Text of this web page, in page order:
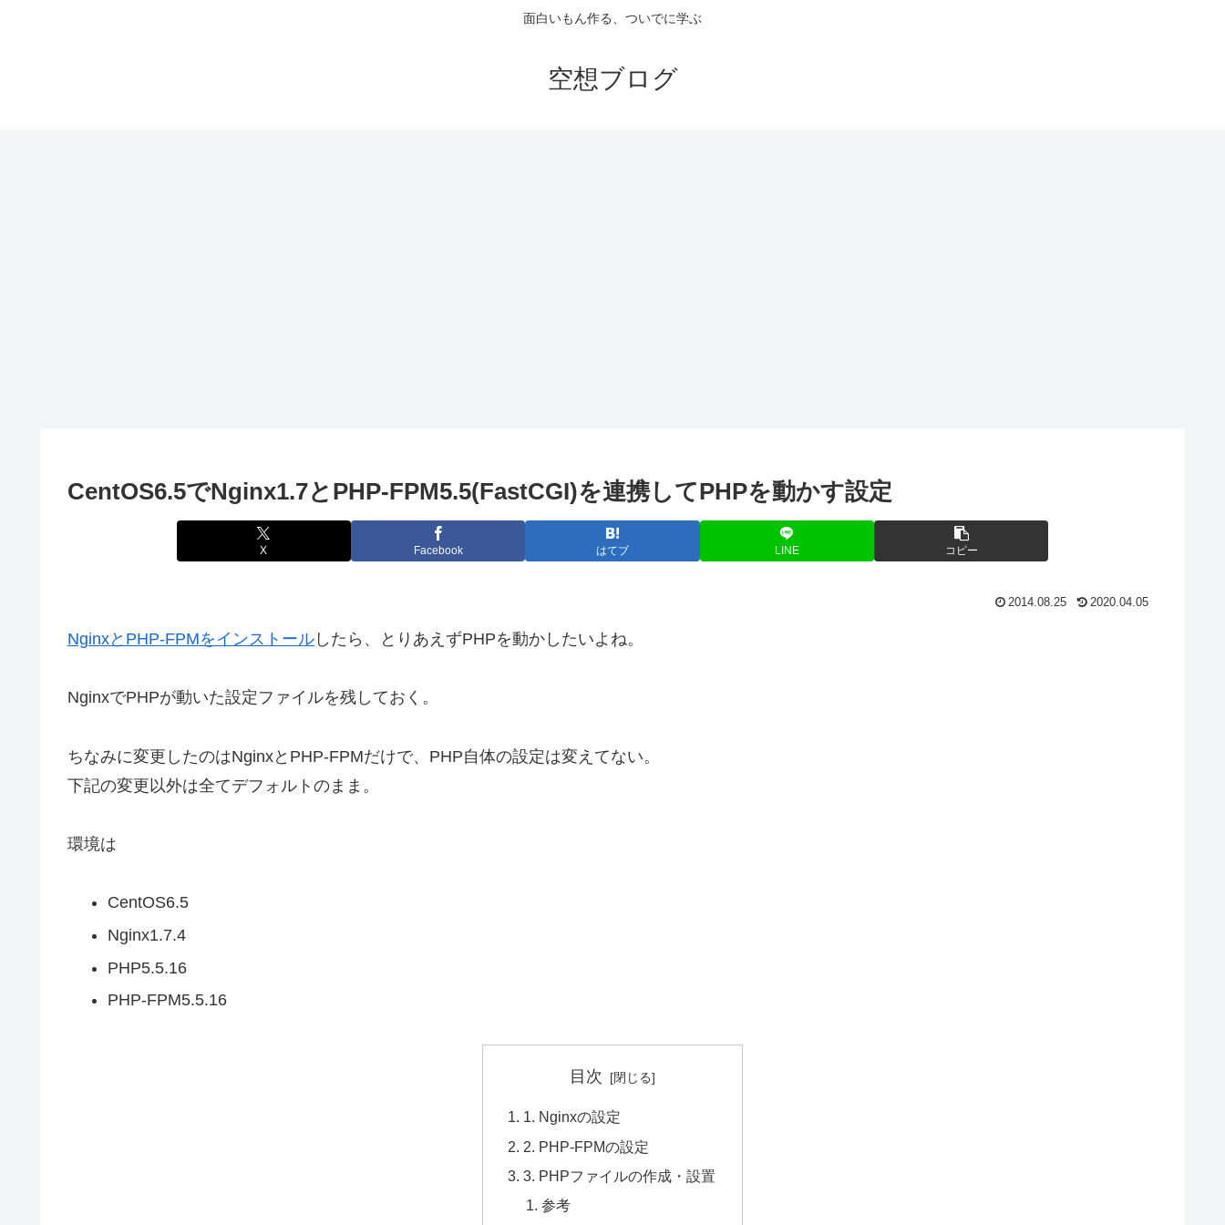
面白いもん作る、ついでに学ぶ
空想ブログ
CentOS6.5でNginx1.7とPHP-FPM5.5(FastCGI)を連携してPHPを動かす設定
X Facebook はてブ LINE コピー
2014.08.25 2020.04.05
NginxとPHP-FPMをインストール したら、とりあえずPHPを動かしたいよね。
NginxでPHPが動いた設定ファイルを残しておく。
ちなみに変更したのはNginxとPHP-FPMだけで、PHP自体の設定は変えてない。
下記の変更以外は全てデフォルトのまま。
環境は
CentOS6.5
Nginx1.7.4
PHP5.5.16
PHP-FPM5.5.16
目次
1. Nginxの設定
2. PHP-FPMの設定
3. PHPファイルの作成・設置
参考